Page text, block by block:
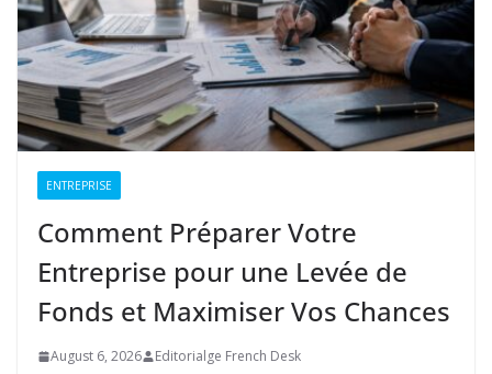
ENTREPRISE
Comment Préparer Votre
Entreprise pour une Levée de
Fonds et Maximiser Vos Chances
August 6, 2026 Editorialge French Desk